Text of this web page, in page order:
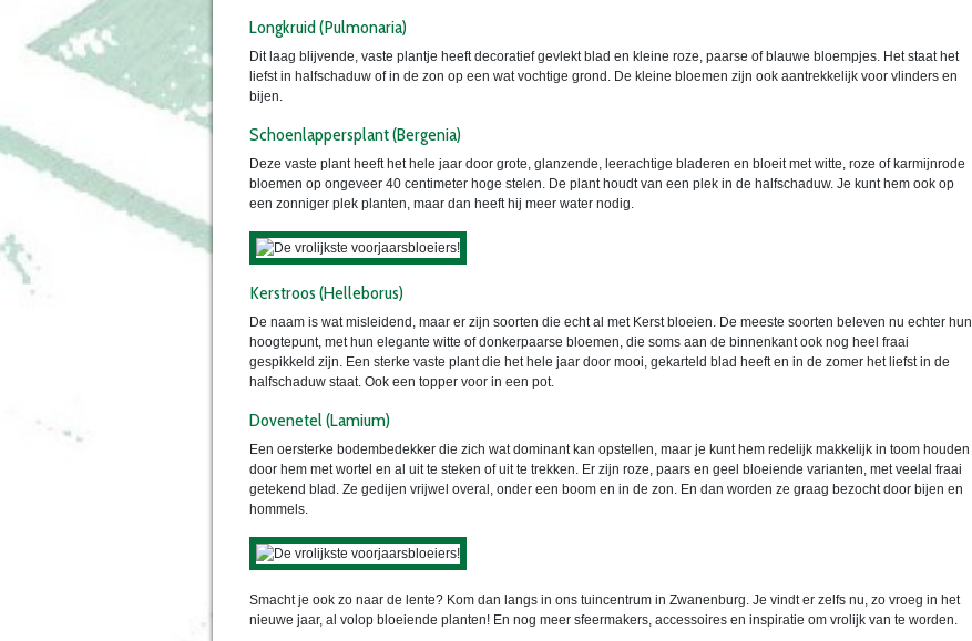
Longkruid (Pulmonaria)
Dit laag blijvende, vaste plantje heeft decoratief gevlekt blad en kleine roze, paarse of blauwe bloempjes. Het staat het
liefst in halfschaduw of in de zon op een wat vochtige grond. De kleine bloemen zijn ook aantrekkelijk voor vlinders en
bijen.
Schoenlappersplant (Bergenia)
Deze vaste plant heeft het hele jaar door grote, glanzende, leerachtige bladeren en bloeit met witte, roze of karmijnrode
bloemen op ongeveer 40 centimeter hoge stelen. De plant houdt van een plek in de halfschaduw. Je kunt hem ook op
een zonniger plek planten, maar dan heeft hij meer water nodig.
Kerstroos (Helleborus)
De naam is wat misleidend, maar er zijn soorten die echt al met Kerst bloeien. De meeste soorten beleven nu echter hun
hoogtepunt, met hun elegante witte of donkerpaarse bloemen, die soms aan de binnenkant ook nog heel fraai
gespikkeld zijn. Een sterke vaste plant die het hele jaar door mooi, gekarteld blad heeft en in de zomer het liefst in de
halfschaduw staat. Ook een topper voor in een pot.
Dovenetel (Lamium)
Een oersterke bodembedekker die zich wat dominant kan opstellen, maar je kunt hem redelijk makkelijk in toom houden
door hem met wortel en al uit te steken of uit te trekken. Er zijn roze, paars en geel bloeiende varianten, met veelal fraai
getekend blad. Ze gedijen vrijwel overal, onder een boom en in de zon. En dan worden ze graag bezocht door bijen en
hommels.
Smacht je ook zo naar de lente? Kom dan langs in ons tuincentrum in Zwanenburg. Je vindt er zelfs nu, zo vroeg in het
nieuwe jaar, al volop bloeiende planten! En nog meer sfeermakers, accessoires en inspiratie om vrolijk van te worden.